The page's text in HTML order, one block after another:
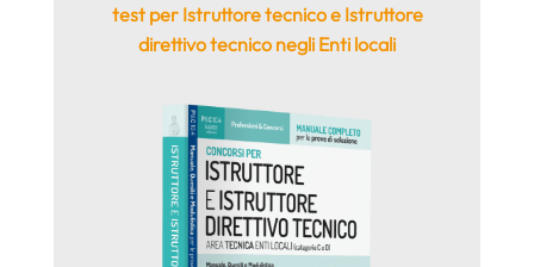
test per Istruttore tecnico e Istruttore
direttivo tecnico negli Enti locali